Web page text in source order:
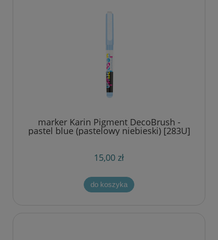
marker Karin Pigment DecoBrush -
pastel blue (pastelowy niebieski) [283U]
15,00 zł
do koszyka